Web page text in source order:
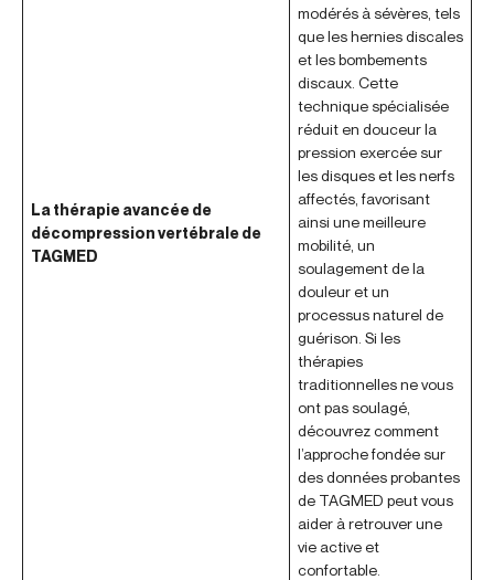
La thérapie avancée de
décompression vertébrale de
TAGMED
modérés à sévères, tels
que les hernies discales
et les bombements
discaux. Cette
technique spécialisée
réduit en douceur la
pression exercée sur
les disques et les nerfs
affectés, favorisant
ainsi une meilleure
mobilité, un
soulagement de la
douleur et un
processus naturel de
guérison. Si les
thérapies
traditionnelles ne vous
ont pas soulagé,
découvrez comment
l’approche fondée sur
des données probantes
de TAGMED peut vous
aider à retrouver une
vie active et
confortable.